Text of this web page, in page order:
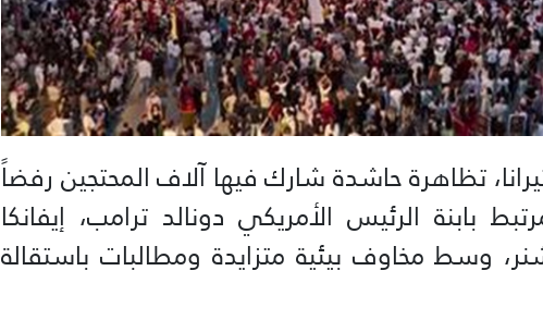
تظاهرة حاشدة شارك فيها آلاف المحتجين رفضاً
بابنة الرئيس الأمريكي دونالد ترامب، إيفانكا
وسط مخاوف بيئية متزايدة ومطالبات باستقالة